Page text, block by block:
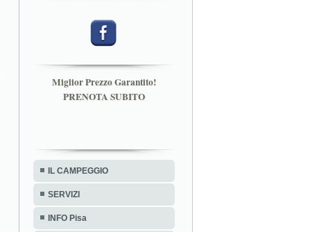
Miglior Prezzo Garantito!
PRENOTA SUBITO
IL CAMPEGGIO
SERVIZI
INFO Pisa